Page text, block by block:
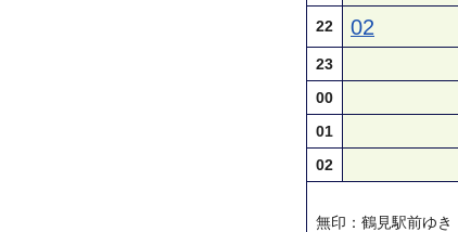
22 02
23
00
01
02
無印：鶴見駅前ゆき